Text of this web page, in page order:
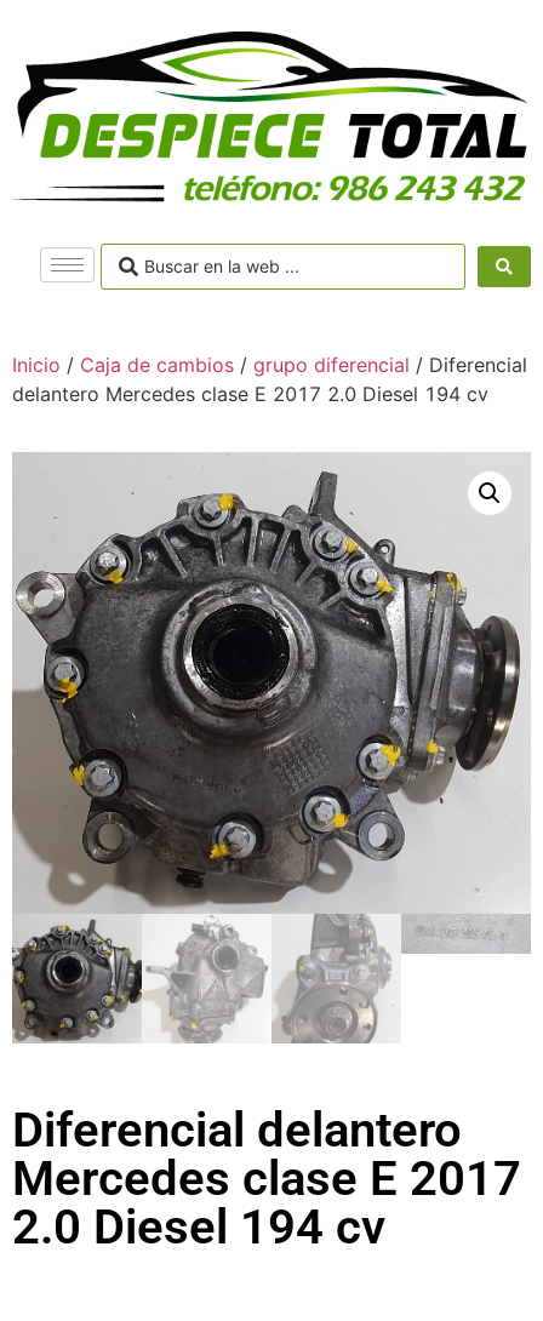
Inicio / Caja de cambios / grupo diferencial / Diferencial
delantero Mercedes clase E 2017 2.0 Diesel 194 cv
Diferencial delantero
Mercedes clase E 2017
2.0 Diesel 194 cv